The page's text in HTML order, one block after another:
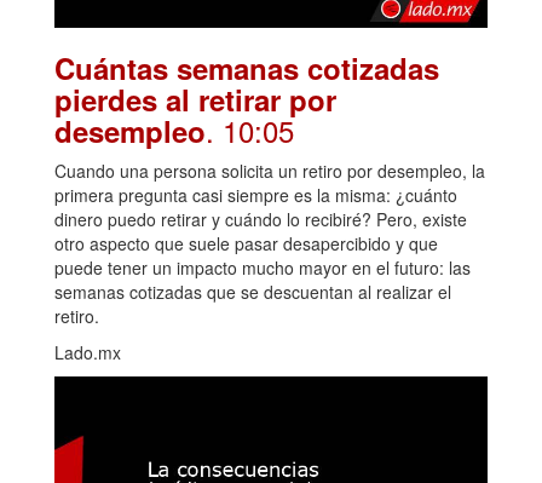
Cuántas semanas cotizadas
pierdes al retirar por
desempleo. 10:05
Cuando una persona solicita un retiro por desempleo, la
primera pregunta casi siempre es la misma: ¿cuánto
dinero puedo retirar y cuándo lo recibiré? Pero, existe
otro aspecto que suele pasar desapercibido y que
puede tener un impacto mucho mayor en el futuro: las
semanas cotizadas que se descuentan al realizar el
retiro.
Lado.mx